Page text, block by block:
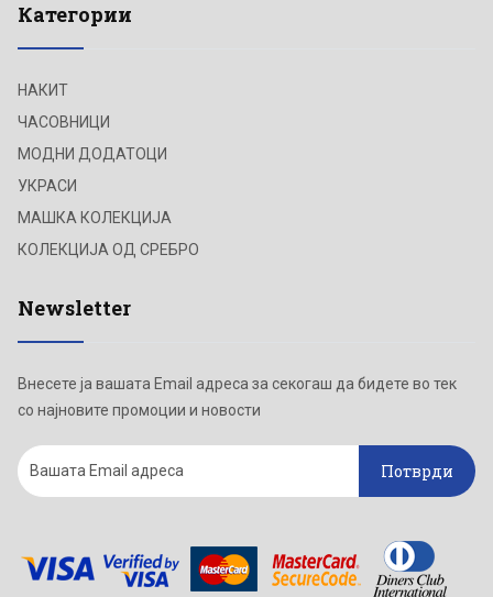
Категории
НАКИТ
ЧАСОВНИЦИ
МОДНИ ДОДАТОЦИ
УКРАСИ
МАШКА КОЛЕКЦИЈА
КОЛЕКЦИЈА ОД СРЕБРО
Newsletter
Внесете ја вашата Email адреса за секогаш да бидете во тек
со најновите промоции и новости
Потврди